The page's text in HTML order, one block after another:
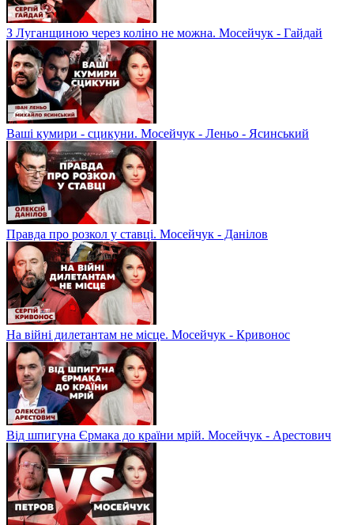
З Луганщиною через коліно не можна. Мосейчук - Гайдай
Ваші кумири - сцикуни. Мосейчук - Леньо - Ясинський
Правда про розкол у ставці. Мосейчук - Данілов
На війні дилетантам не місце. Мосейчук - Кривонос
Від шпигуна Єрмака до країни мрій. Мосейчук - Арестович